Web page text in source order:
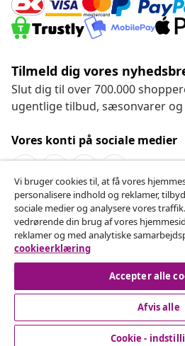
Tilmeld dig vores
Slut dig til over 700.000
ugentlige tilbud, sæsonvarer og
Vores konti på sociale medier
Fortryd køb
Indsend en anmodning om at
Fortryd
Kundeservice
Vi bruger cookies til, at få vores
personalisere indhold og reklamer,
sociale medier og analysere vores
vedrørende din brug af vores
reklamer og med analytiske
cookieerklæring
Accepter alle
Afvis alle
Cookie -